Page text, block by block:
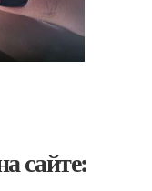
сайте: